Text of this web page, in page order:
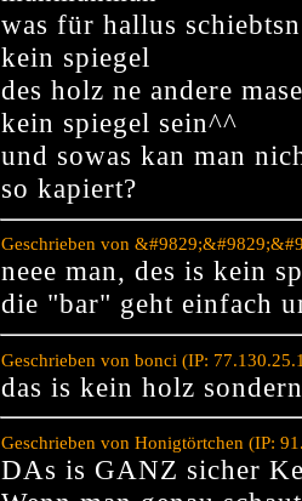
was für hallus
kein spiegel
des holz ne andere
kein spiegel sein^^
und sowas kan man
so kapiert?
Geschrieben von
neee man, des is kein
die "bar" geht einfach
Geschrieben von bonci (IP:
das is kein holz
Geschrieben von Honigtörtchen (IP:
DAs is GANZ sicher